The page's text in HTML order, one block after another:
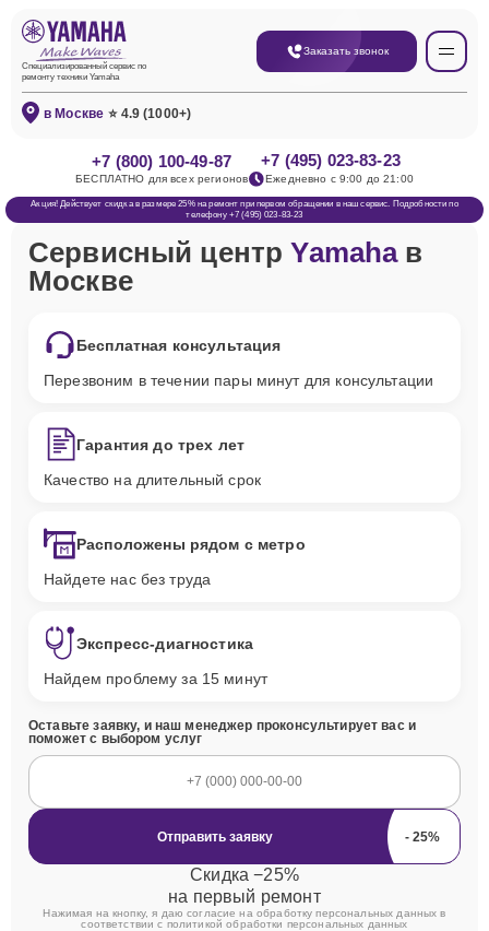
Специализированный сервис по
ремонту техники Yamaha
Заказать звонок
в Москве ⭐ 4.9 (1000+)
+7 (800) 100-49-87
БЕСПЛАТНО для всех регионов
+7 (495) 023-83-23
Ежедневно с 9:00 до 21:00
Акция! Действует скидка в размере 25% на ремонт при первом обращении в наш сервис. Подробности по
телефону +7 (495) 023-83-23
Сервисный центрYamahaв
Москве
Бесплатная консультация
Перезвоним в течении пары минут для консультации
Гарантия до трех лет
Качество на длительный срок
Расположены рядом с метро
Найдете нас без труда
Экспресс-диагностика
Найдем проблему за 15 минут
Оставьте заявку, и наш менеджер проконсультирует вас и
поможет с выбором услуг
Отправить заявку
Скидка −25%
на первый ремонт
Нажимая на кнопку, я даю согласие на обработку персональных данных в
соответствии с политикой обработки персональных данных